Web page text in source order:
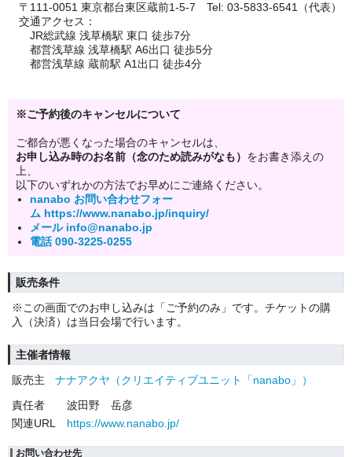
〒111-0051 東京都台東区蔵前1-5-7 Tel: 03-5833-6541（代表）
交通アクセス：
JR総武線 浅草橋駅 東口 徒歩7分
都営浅草線 浅草橋駅 A6出口 徒歩5分
都営浅草線 蔵前駅 A1出口 徒歩4分
※ご予約後のキャンセルについて
ご都合が悪くなった場合のキャンセルは、
お申し込み時のお名前（念のため読みがなも） をお書き添えの
上、
以下のいずれかの方法でお早めにご連絡ください。
nanabo お問い合わせフォー
ム https://www.nanabo.jp/inquiry/
メール info@nanabo.jp
電話 090-3225-0255
販売条件
※この画面でのお申し込みは「ご予約のみ」です。チケットの購
入（決済）は当日会場で行います。
主催者情報
販売主
ナナアクヤ（クリエイティブユニット「nanabo」）
責任者
波田野 岳彦
関連URL
https://www.nanabo.jp/
お問い合わせ先